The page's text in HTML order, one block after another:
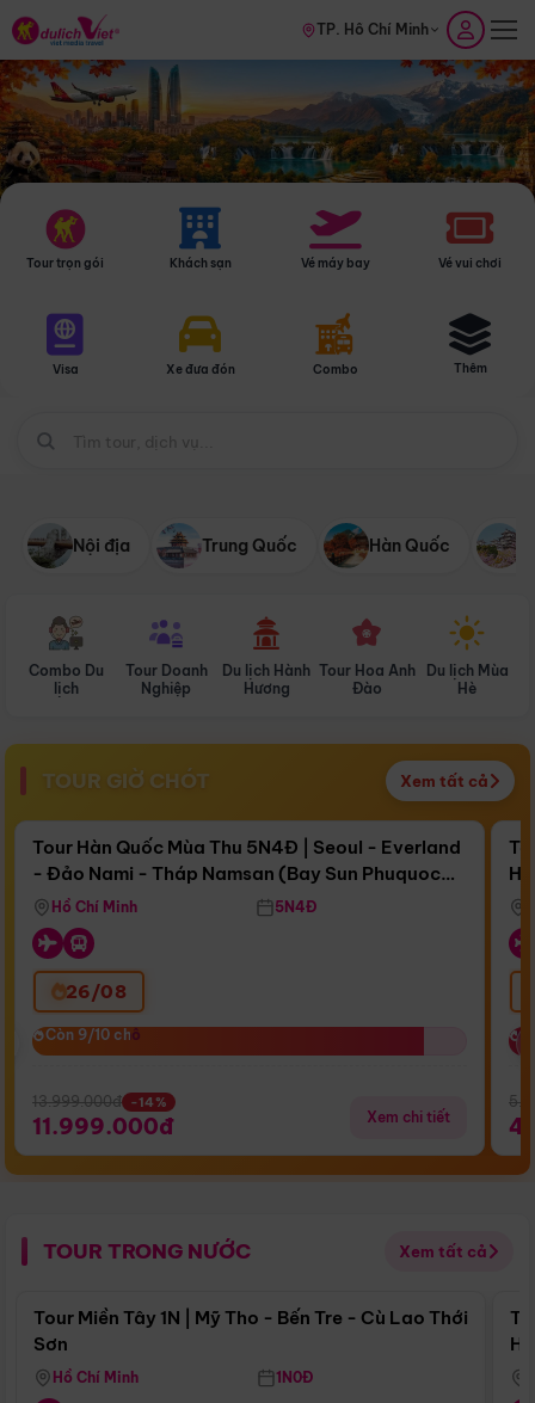
TP. Hồ Chí Minh
Tour trọn gói Khách sạn Vé máy bay Vé vui chơi
Visa Xe đưa đón Combo Thêm
Nội địa Trung Quốc Hàn Quốc
Combo Du
lịch
Tour Doanh
Nghiệp
Du lịch Hành
Hương
Tour Hoa Anh
Đào
Du lịch Mùa
Hè
TOUR GIỜ CHÓT Xem tất cả
Còn17 ngày 14:58:35
Bay Sun Phuquoc Airways
Điểm nổi bật
Tour Hàn Quốc Mùa Thu 5N4Đ | Seoul - Everland
- Đảo Nami - Tháp Namsan (Bay Sun Phuquoc
Airways)
Hồ Chí Minh 5N4Đ
26/08
Còn 9/10 chỗ
Còn 9/10 chỗ
13.999.000đ -14%
11.999.000đ Xem chi tiết
TOUR TRONG NƯỚC Xem tất cả
Điểm nổi bật
Tour Miền Tây 1N | Mỹ Tho - Bến Tre - Cù Lao Thới
Sơn
Hồ Chí Minh 1N0Đ